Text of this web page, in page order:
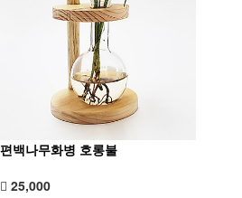
편백나무화병 호롱불
25,000